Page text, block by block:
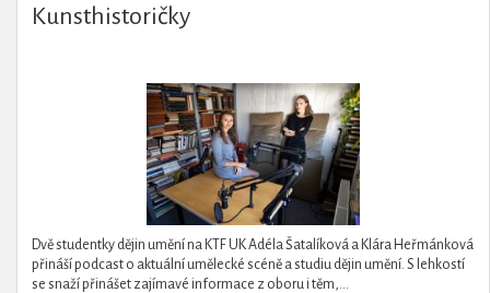
Kunsthistoričky
Dvě studentky dějin umění na KTF UK Adéla Šatalíková a Klára Heřmánková
přináší podcast o aktuální umělecké scéně a studiu dějin umění. S lehkostí
se snaží přinášet zajímavé informace z oboru i těm,...